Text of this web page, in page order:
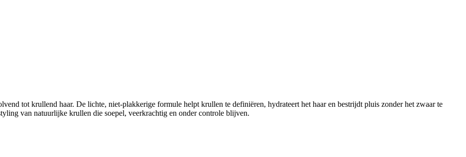
tot krullend haar. De lichte, niet-plakkerige formule helpt krullen te definiëren, hydrateert het haar en bestrijdt pluis zonder het zwaar te
van natuurlijke krullen die soepel, veerkrachtig en onder controle blijven.